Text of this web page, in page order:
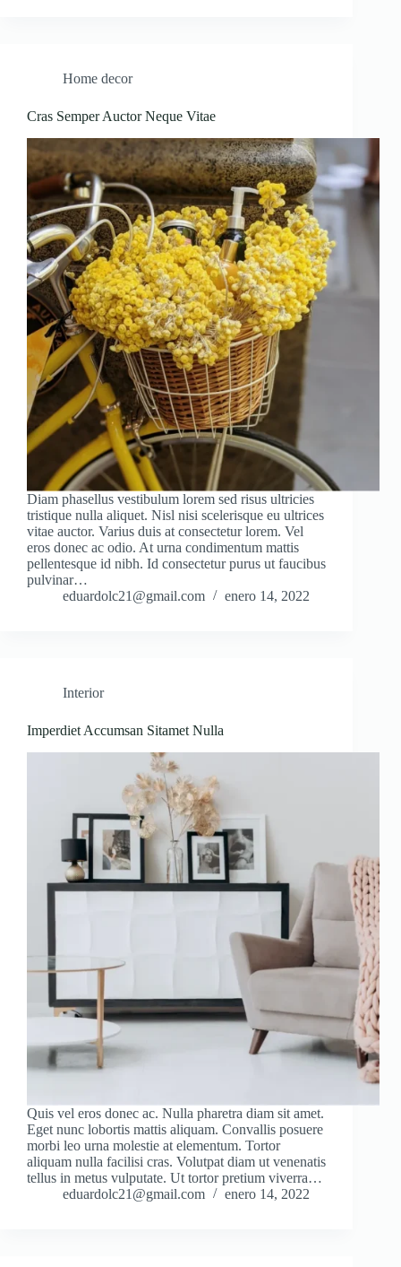
Home decor
Cras Semper Auctor Neque Vitae
Diam phasellus vestibulum lorem sed risus ultricies
tristique nulla aliquet. Nisl nisi scelerisque eu ultrices
vitae auctor. Varius duis at consectetur lorem. Vel
eros donec ac odio. At urna condimentum mattis
pellentesque id nibh. Id consectetur purus ut faucibus
pulvinar…
eduardolc21@gmail.com
enero 14, 2022
Interior
Imperdiet Accumsan Sitamet Nulla
Quis vel eros donec ac. Nulla pharetra diam sit amet.
Eget nunc lobortis mattis aliquam. Convallis posuere
morbi leo urna molestie at elementum. Tortor
aliquam nulla facilisi cras. Volutpat diam ut venenatis
tellus in metus vulputate. Ut tortor pretium viverra…
eduardolc21@gmail.com
enero 14, 2022